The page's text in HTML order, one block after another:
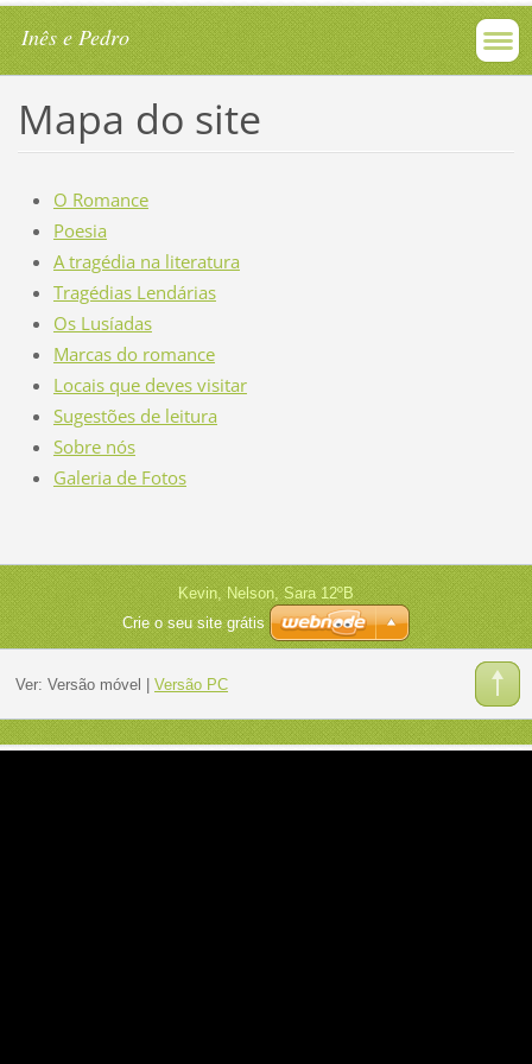
Inês e Pedro
Mapa do site
O Romance
Poesia
A tragédia na literatura
Tragédias Lendárias
Os Lusíadas
Marcas do romance
Locais que deves visitar
Sugestões de leitura
Sobre nós
Galeria de Fotos
Kevin, Nelson, Sara 12ºB
Crie o seu site grátis
Ver: Versão móvel Versão PC